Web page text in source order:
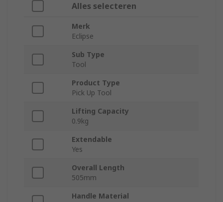
Alles selecteren
Merk
Eclipse
Sub Type
Tool
Product Type
Pick Up Tool
Lifting Capacity
0.9kg
Extendable
Yes
Overall Length
505mm
Handle Material